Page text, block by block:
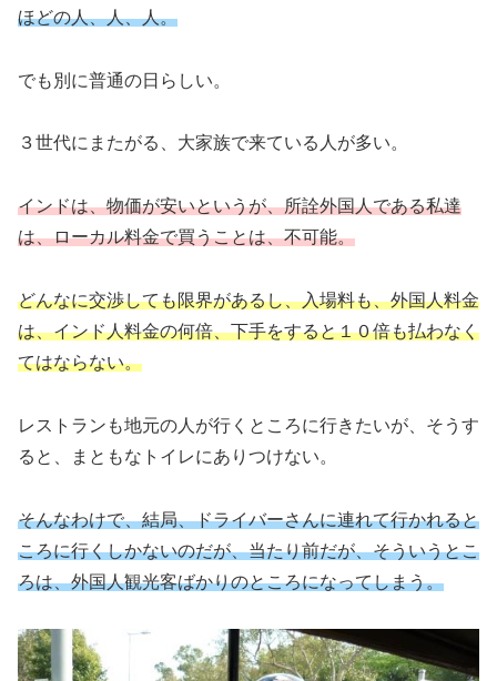
ほどの人、人、人。
でも別に普通の日らしい。
３世代にまたがる、大家族で来ている人が多い。
インドは、物価が安いというが、所詮外国人である私達
は、ローカル料金で買うことは、不可能。
どんなに交渉しても限界があるし、入場料も、外国人料金
は、インド人料金の何倍、下手をすると１０倍も払わなく
てはならない。
レストランも地元の人が行くところに行きたいが、そうす
ると、まともなトイレにありつけない。
そんなわけで、結局、ドライバーさんに連れて行かれると
ころに行くしかないのだが、当たり前だが、そういうとこ
ろは、外国人観光客ばかりのところになってしまう。